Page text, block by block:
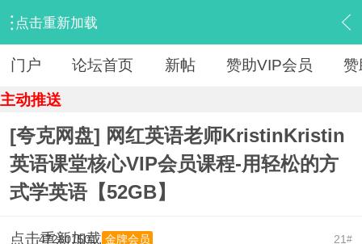
点击重新加载
› 【 资源区 】 › 『教育学习』 › 内容
门户 论坛首页 新帖 赞助VIP会员 赞
主动推送
[夸克网盘] 网红英语老师KristinKristin
英语课堂核心VIP会员课程-用轻松的方
式学英语【52GB】
点击重新加载 21#
472801501 金牌会员